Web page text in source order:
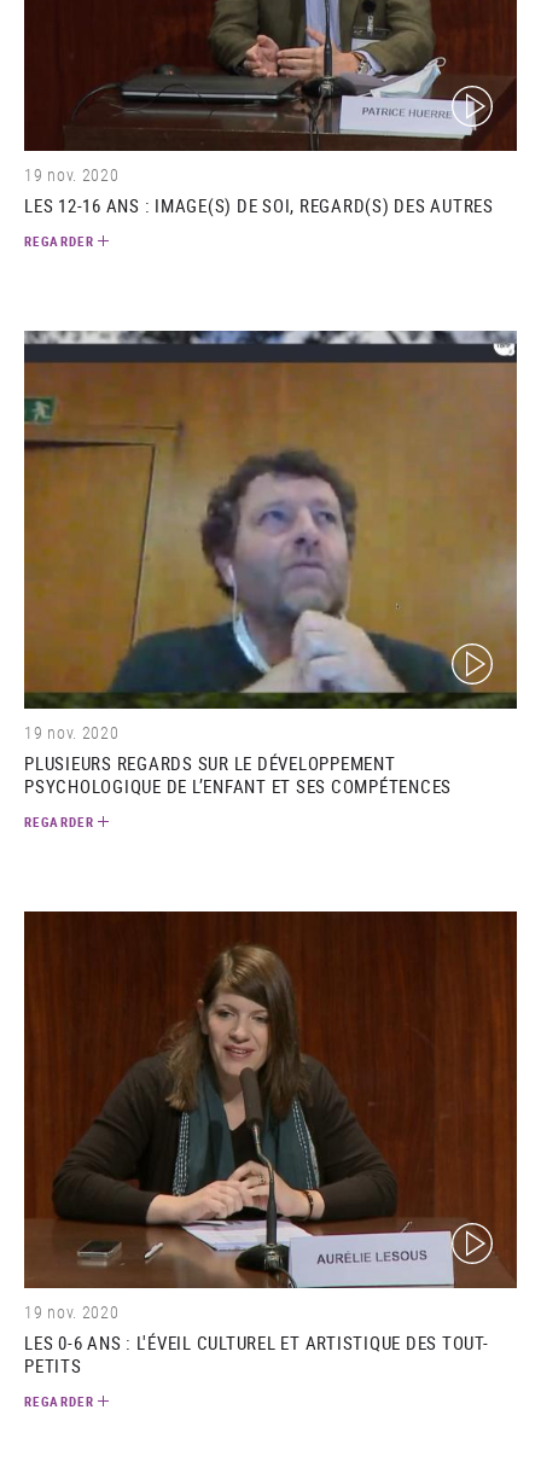
(video)
19 nov. 2020
LES 12-16 ANS : IMAGE(S) DE SOI, REGARD(S) DES AUTRES
REGARDER
(video)
19 nov. 2020
PLUSIEURS REGARDS SUR LE DÉVELOPPEMENT
PSYCHOLOGIQUE DE L’ENFANT ET SES COMPÉTENCES
REGARDER
(video)
19 nov. 2020
LES 0-6 ANS : L'ÉVEIL CULTUREL ET ARTISTIQUE DES TOUT-
PETITS
REGARDER